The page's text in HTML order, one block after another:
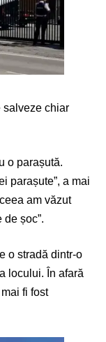
salveze chiar
o parașută.
parașute”, a mai
am văzut
șoc”.
o stradă dintr-o
locului. În afară
fi fost